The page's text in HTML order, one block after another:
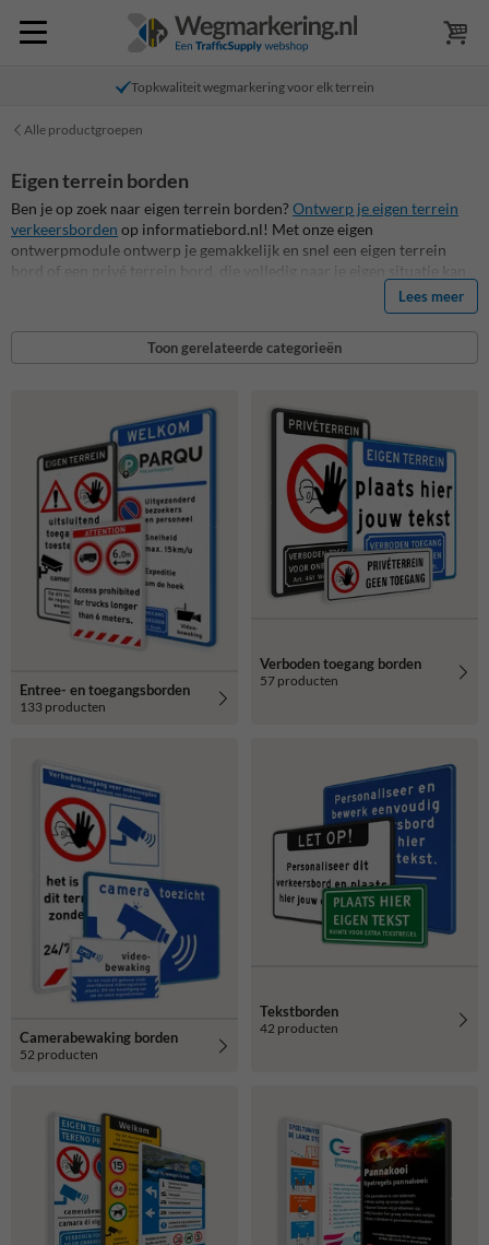
Topkwaliteit wegmarkering voor elk terrein
Alle productgroepen
Eigen terrein borden
Ben je op zoek naar eigen terrein borden? Ontwerp je eigen terrein
verkeersborden op informatiebord.nl! Met onze eigen
ontwerpmodule ontwerp je gemakkelijk en snel een eigen terrein
bord of een privé terrein bord, die volledig naar je eigen situatie kan
worden vormgegeven. Veelvoorkomende eigen terrein borden zijn
o.a. entree- en toegangsborden, camerabewaking borden of verboden
toegang borden. De mogelijkheden zijn eindeloos, zeker met onze
ontwerpmodule waarmee je eenvoudig allerlei iconen en teksten
reflecterende print. De levensduur is daardoor tenminste 15 jaar!
Lees meer
Toon gerelateerde categorieën
Entree- en toegangsborden
133 producten
Verboden toegang borden
57 producten
Camerabewaking borden
52 producten
Tekstborden
42 producten